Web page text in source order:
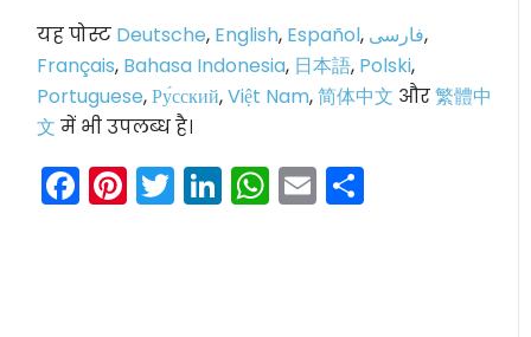
यह पोस्ट Deutsche, English, Español, فارسی,
Français, Bahasa Indonesia, 日本語, Polski,
Portuguese,Ру́сский,Việt Nam,简体中文 और繁體中
文 में भी उपलब्ध है।
Facebook
Pinterest
Twitter
LinkedIn
WhatsApp
Email